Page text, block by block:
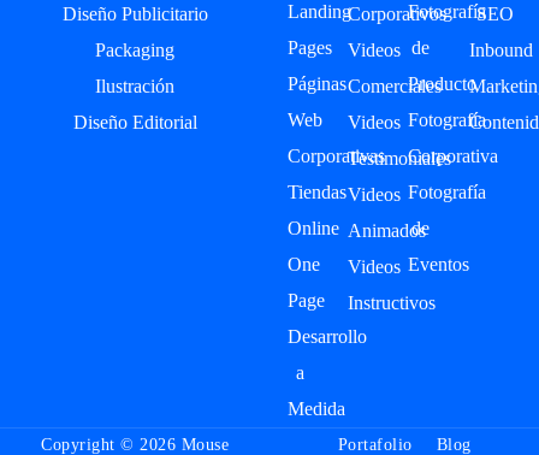
Diseño Publicitario
Packaging
Ilustración
Diseño Editorial
Landing
Pages
Páginas
Web
Corporativas
Tiendas
Online
One
Page
Desarrollo
a
Medida
Corporativos
Videos
Comerciales
Videos
Testimoniales
Videos
Animados
Videos
Instructivos
Fotografía
de
Producto
Fotografía
Corporativa
Fotografía
de
Eventos
SEO
Inbound
Copyright © 2026 Mouse
Portafolio
Blog